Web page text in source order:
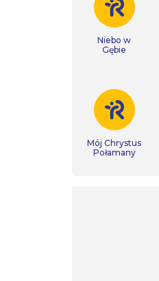
Niebo w
Gębie
Mój Chrystus
Połamany